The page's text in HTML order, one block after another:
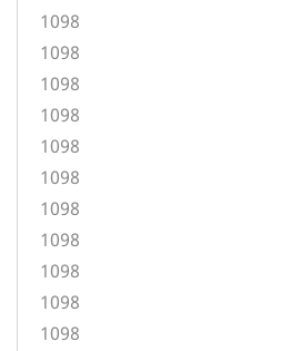
1098
1098
1098
1098
1098
1098
1098
1098
1098
1098
1098